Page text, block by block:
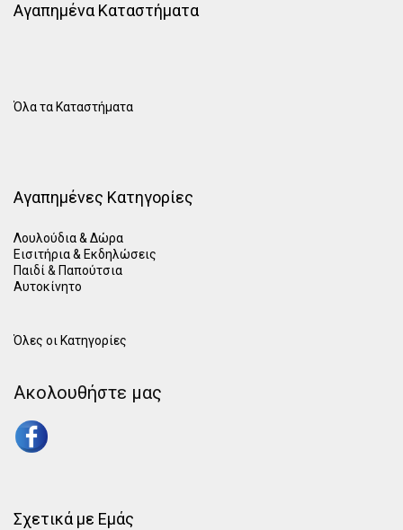
Αγαπημένα Καταστήματα
Όλα τα Καταστήματα
Αγαπημένες Κατηγορίες
Λουλούδια & Δώρα
Εισιτήρια & Εκδηλώσεις
Παιδί& Παπούτσια
Αυτοκίνητο
Όλες οι Κατηγορίες
Ακολουθήστε μας
Σχετικά με Εμάς